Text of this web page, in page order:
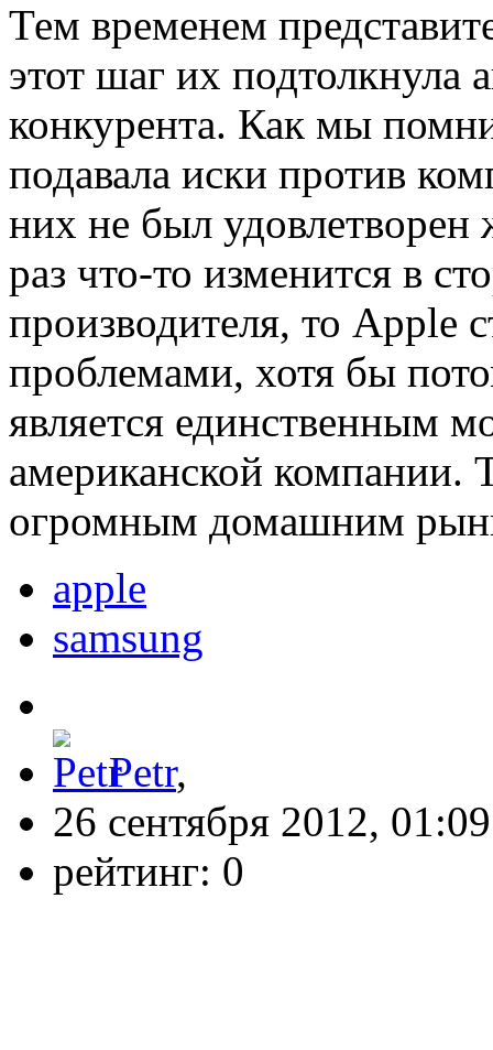
Тем временем
этот шаг их подтолкнула
конкурента. Как мы
подавала иски против
них не был
раз что-то изменится в
производителя, то Apple
проблемами, хотя бы
является единственным
американской компании.
огромным домашним
apple
samsung
Petr,
26 сентября 2012, 01:09
рейтинг: 0